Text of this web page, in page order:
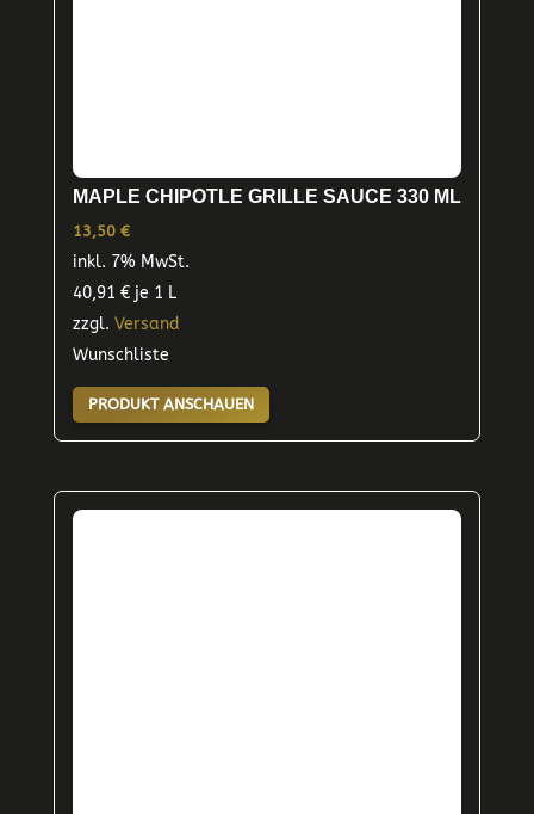
MAPLE CHIPOTLE GRILLE SAUCE 330 ML
13,50 €
inkl. 7% MwSt.
40,91 €je 1 L
zzgl. Versand
Wunschliste
PRODUKT ANSCHAUEN